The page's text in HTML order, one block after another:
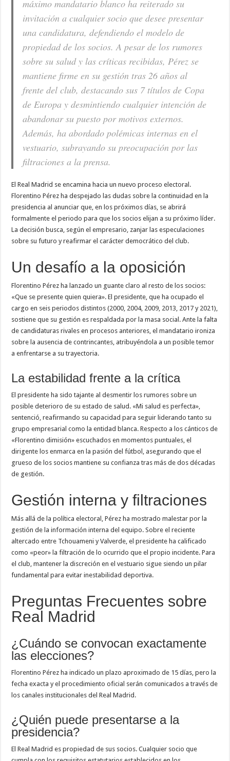
máximo mandatario blanco ha reiterado su
invitación a cualquier socio que desee presentar
una candidatura, defendiendo el modelo de
propiedad de los socios. A pesar de los rumores
sobre su salud y las críticas recibidas, Pérez se
mantiene firme en su gestión tras 26 años al
frente del club, destacando sus 7 títulos de Copa
de Europa y desmintiendo cualquier intención de
abandonar su puesto por motivos externos.
Además, ha abordado polémicas internas en el
vestuario, subrayando su preocupación por las
filtraciones a la prensa.
El Real Madrid se encamina hacia un nuevo proceso electoral.
Florentino Pérez ha despejado las dudas sobre la continuidad en la
presidencia al anunciar que, en los próximos días, se abrirá
formalmente el periodo para que los socios elijan a su próximo líder.
La decisión busca, según el empresario, zanjar las especulaciones
sobre su futuro y reafirmar el carácter democrático del club.
Un desafío a la oposición
Florentino Pérez ha lanzado un guante claro al resto de los socios:
«Que se presente quien quiera». El presidente, que ha ocupado el
cargo en seis periodos distintos (2000, 2004, 2009, 2013, 2017 y 2021),
sostiene que su gestión es respaldada por la masa social. Ante la falta
de candidaturas rivales en procesos anteriores, el mandatario ironiza
sobre la ausencia de contrincantes, atribuyéndola a un posible temor
a enfrentarse a su trayectoria.
La estabilidad frente a la crítica
El presidente ha sido tajante al desmentir los rumores sobre un
posible deterioro de su estado de salud. «Mi salud es perfecta»,
sentenció, reafirmando su capacidad para seguir liderando tanto su
grupo empresarial como la entidad blanca. Respecto a los cánticos de
«Florentino dimisión» escuchados en momentos puntuales, el
dirigente los enmarca en la pasión del fútbol, asegurando que el
grueso de los socios mantiene su confianza tras más de dos décadas
de gestión.
Gestión interna y filtraciones
Más allá de la política electoral, Pérez ha mostrado malestar por la
gestión de la información interna del equipo. Sobre el reciente
altercado entre Tchouameni y Valverde, el presidente ha calificado
como «peor» la filtración de lo ocurrido que el propio incidente. Para
el club, mantener la discreción en el vestuario sigue siendo un pilar
fundamental para evitar inestabilidad deportiva.
Preguntas Frecuentes sobre
Real Madrid
¿Cuándo se convocan exactamente
las elecciones?
Florentino Pérez ha indicado un plazo aproximado de 15 días, pero la
fecha exacta y el procedimiento oficial serán comunicados a través de
los canales institucionales del Real Madrid.
¿Quién puede presentarse a la
presidencia?
El Real Madrid es propiedad de sus socios. Cualquier socio que